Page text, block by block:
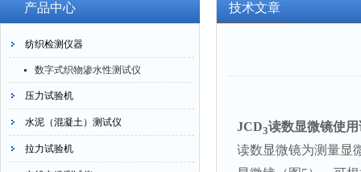
产品中心
纺织检测仪器
数字式织物渗水性测试仪
压力试验机
水泥（混凝土）测试仪
拉力试验机
技术文章
JCD3读数显微镜使
读数显微镜为测量显